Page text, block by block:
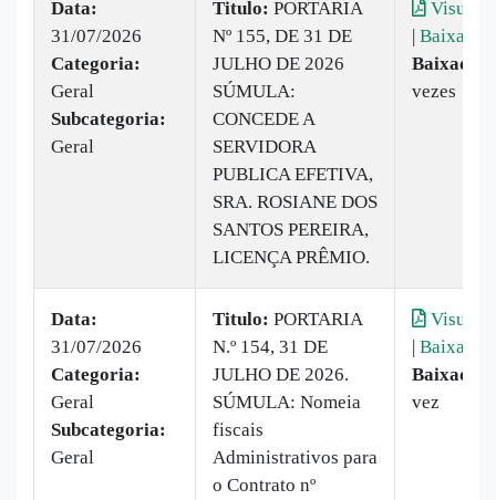
Data:
31/07/2026
Categoria:
Geral
Subcategoria:
Geral
Titulo: PORTARIA
Nº 155, DE 31 DE
JULHO DE 2026
SÚMULA:
CONCEDE A
SERVIDORA
PUBLICA EFETIVA,
SRA. ROSIANE DOS
SANTOS PEREIRA,
LICENÇA PRÊMIO.
| Baixar
Baixado:
vezes
Data:
31/07/2026
Categoria:
Geral
Subcategoria:
Geral
Titulo: PORTARIA
N.º 154, 31 DE
JULHO DE 2026.
SÚMULA: Nomeia
fiscais
Administrativos para
o Contrato nº
| Baixar
Baixado:
vez